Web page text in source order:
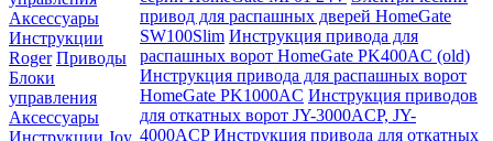
Аксессуары
Инструкции
Roger Приводы
Блоки
управления
Аксессуары
Инструкции Joy
привод для распашных дверей HomeGate
SW100Slim Инструкция привода для
распашных ворот HomeGate PK400AC (old)
Инструкция привода для распашных ворот
HomeGate PK1000AC Инструкция приводов
для откатных ворот JY-3000ACP, JY-
4000ACP Инструкция привода для откатных